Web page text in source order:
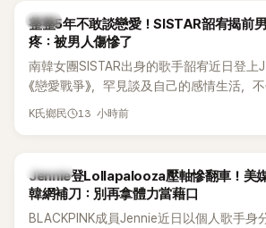
韓星
整整5年不敢談戀愛！SISTAR韶宥揭前
疼：被男人傷慘了
南韓女團SISTAR出身的歌手韶宥近日登上
《戀愛戰爭》，罕見談及自己的感情生活，
年沒有談戀愛，更首度透露空窗至今的原
K氏鄉民 13 小時前
K-POP
Jennie登Lollapalooza壓軸慘翻車！美媒
韓網補刀：別再拿體力當藉口
BLACKPINK成員Jennie近日以個人歌手身